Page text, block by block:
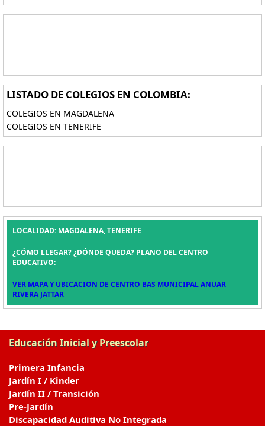
LISTADO DE COLEGIOS EN COLOMBIA:
COLEGIOS EN MAGDALENA
COLEGIOS EN TENERIFE
LOCALIDAD: MAGDALENA, TENERIFE
¿CÓMO LLEGAR? ¿DÓNDE QUEDA? PLANO DEL CENTRO
EDUCATIVO:
VER MAPA Y UBICACION DE CENTRO BAS MUNICIPAL ANUAR
RIVERA JATTAR
Educación Inicial y Preescolar
Primera Infancia
Jardín I / Kinder
Jardín II / Transición
Pre-Jardín
Discapacidad Auditiva No Integrada